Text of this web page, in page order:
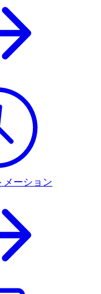
メーション